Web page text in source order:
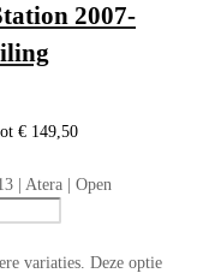
2007-
€ 149,50
| Atera | Open
variaties. Deze optie